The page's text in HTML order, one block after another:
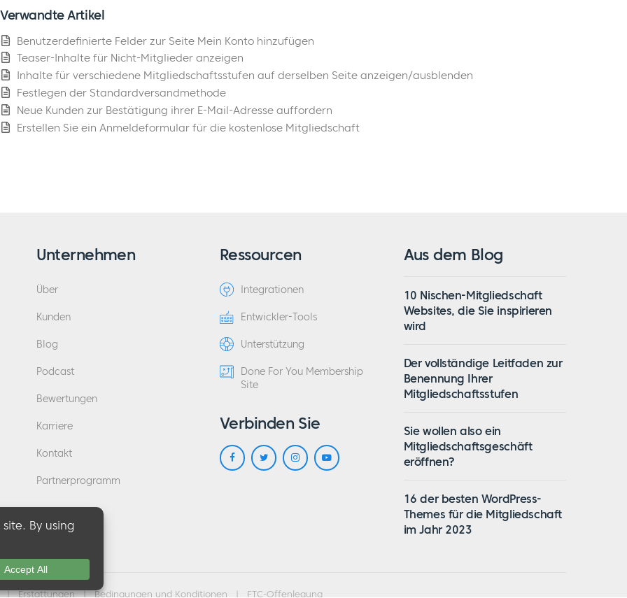
Verwandte Artikel
Benutzerdefinierte Felder zur Seite Mein Konto hinzufügen
Teaser-Inhalte für Nicht-Mitglieder anzeigen
Inhalte für verschiedene Mitgliedschaftsstufen auf derselben Seite anzeigen/ausblenden
Festlegen der Standardversandmethode
Neue Kunden zur Bestätigung ihrer E-Mail-Adresse auffordern
Erstellen Sie ein Anmeldeformular für die kostenlose Mitgliedschaft
Unternehmen
Über
Kunden
Blog
Podcast
Bewertungen
Karriere
Kontakt
Partnerprogramm
Ressourcen
Integrationen
Entwickler-Tools
Unterstützung
Done For You Membership
Site
Verbinden Sie
Aus dem Blog
10 Nischen-Mitgliedschaft
Websites, die Sie inspirieren
wird
Der vollständige Leitfaden zur
Benennung Ihrer
Mitgliedschaftsstufen
Sie wollen also ein
Mitgliedschaftsgeschäft
eröffnen?
16 der besten WordPress-
Themes für die Mitgliedschaft
im Jahr 2023
Erstattungen|Bedingungen und Konditionen FTC-Offenlegung